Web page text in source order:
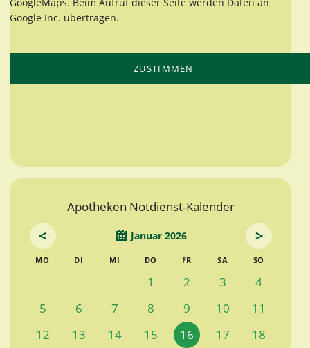
GoogleMaps. Beim Aufruf dieser Seite werden Daten an
Google Inc. übertragen.
ZUSTIMMEN
Apotheken Notdienst-Kalender
< Januar 2026 >
MO DI MI DO FR SA SO
1 2 3
4
5
6 7 8 9 10
11
12
13 14 15 16 17
18